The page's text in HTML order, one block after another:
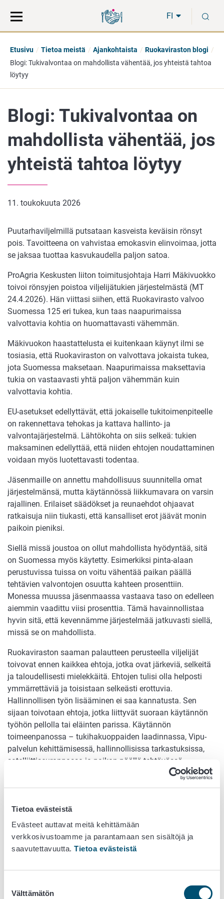
Tietoa evästeistä
Evästeet auttavat meitä kehittämään
verkkosivustoamme ja parantamaan sen sisältöjä ja
saavutettavuutta. Tietoa evästeistä
valinta
Välttämätön
suoraan
sisältöön
koko
sivuston
FI
Etusivu Tietoa meistä Ajankohtaista
Ruokaviraston blogi
Blogi: Tukivalvontaa on mahdollista vähentää, jos yhteistä tahtoa
löytyy
Blogi: Tukivalvontaa on
mahdollista vähentää, jos
yhteistä tahtoa löytyy
11. toukokuuta 2026
Puutarhaviljelmillä putsataan kasveista keväisin rönsyt
pois. Tavoitteena on vahvistaa emokasvin elinvoimaa, jotta
se jaksaa tuottaa kasvukaudella paljon satoa.
ProAgria Keskusten liiton toimitusjohtaja Harri Mäkivuokko
toivoi rönsyjen poistoa viljelijätukien järjestelmästä (MT
24.4.2026). Hän viittasi siihen, että Ruokavirasto valvoo
Suomessa 125 eri tukea, kun taas naapurimaissa
valvottavia kohtia on huomattavasti vähemmän.
Mäkivuokon haastattelusta ei kuitenkaan käynyt ilmi se
tosiasia, että Ruokaviraston on valvottava jokaista tukea,
jota Suomessa maksetaan. Naapurimaissa maksettavia
tukia on vastaavasti yhtä paljon vähemmän kuin
valvottavia kohtia.
EU-asetukset edellyttävät, että jokaiselle tukitoimenpiteelle
on rakennettava tehokas ja kattava hallinto- ja
valvontajärjestelmä. Lähtökohta on siis selkeä: tukien
maksaminen edellyttää, että niiden ehtojen noudattaminen
voidaan myös luotettavasti todentaa.
Jäsenmaille on annettu mahdollisuus suunnitella omat
järjestelmänsä, mutta käytännössä liikkumavara on varsin
rajallinen. Erilaiset säädökset ja reunaehdot ohjaavat
ratkaisuja niin tiukasti, että kansalliset erot jäävät monin
paikoin pieniksi.
Siellä missä joustoa on ollut mahdollista hyödyntää, sitä
on Suomessa myös käytetty. Esimerkiksi pinta-alaan
perustuvissa tuissa on voitu vähentää paikan päällä
tehtävien valvontojen osuutta kahteen prosenttiin.
Monessa muussa jäsenmaassa vastaava taso on edelleen
aiemmin vaadittu viisi prosenttia. Tämä havainnollistaa
hyvin sitä, että kevennämme järjestelmää jatkuvasti siellä,
missä se on mahdollista.
Ruokaviraston saaman palautteen perusteella viljelijät
toivovat ennen kaikkea ehtoja, jotka ovat järkeviä, selkeitä
ja taloudellisesti mielekkäitä. Ehtojen tulisi olla helposti
ymmärrettäviä ja toisistaan selkeästi erottuvia.
Hallinnollisen työn lisääminen ei saa kannatusta. Sen
sijaan toivotaan ehtoja, jotka liittyvät suoraan käytännön
työhön pellolla tai eläinten parissa. Käytännön
toimeenpanossa – tukihakuoppaiden laadinnassa, Vipu-
palvelun kehittämisessä, hallinnollisissa tarkastuksissa,
satelliittiseurannassa ja paikan päällä tehtävässä
valvonnassa – näiden toiveiden toteuttaminen ei
Kun uusia ehtoja on lisätty vanhan järjestelmän päälle,
ymmärrettävä: on haluttu varmistaa, että mahdollisimman
monelle tilalle voidaan maksaa tukea. Samalla on
kuitenkin päädytty tilanteeseen, jossa ehdot eivät ole